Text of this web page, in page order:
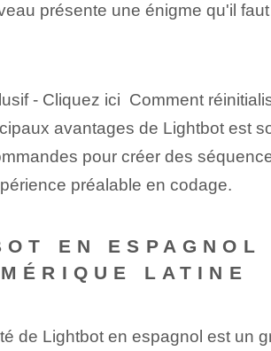
présente une énigme qu'il
- Cliquez ici Comment
avantages de Lightbot est
pour créer des
préalable en codage.
EN
LATINE
de Lightbot​ en espagnol est un